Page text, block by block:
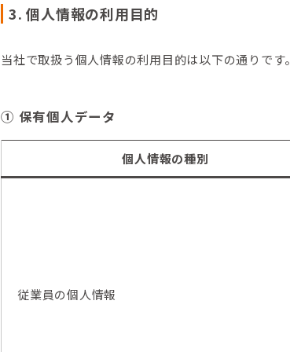
3. 個人情報の利用目的
当社で取扱う個人情報の利用目的は以下の通りです。
① 保有個人データ
個人情報の種別
従業員の個人情報